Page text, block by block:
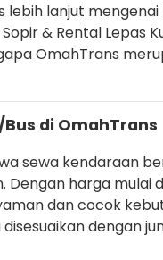
lanjut mengenai
& Rental Lepas
OmahTrans
di OmahTrans
sewa kendaraan
harga mulai
dan cocok
dengan